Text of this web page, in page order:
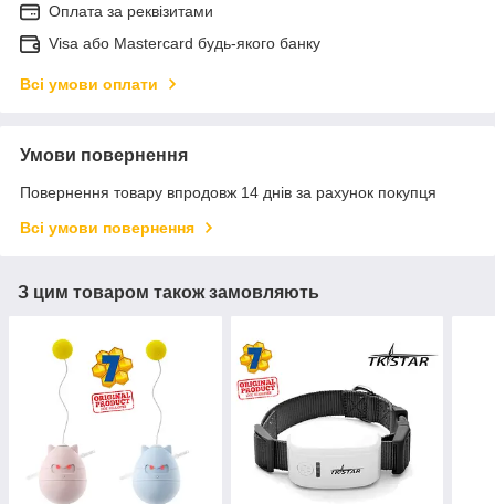
Оплата за реквізитами
Visa або Mastercard будь-якого банку
Всі умови оплати
Умови повернення
Повернення товару впродовж 14 днів за рахунок покупця
Всі умови повернення
З цим товаром також замовляють